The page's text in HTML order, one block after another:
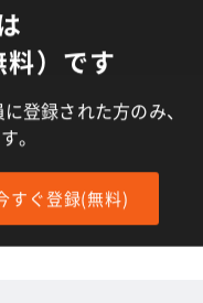
）です
登録された方のみ、
。
すぐ登録(無料)